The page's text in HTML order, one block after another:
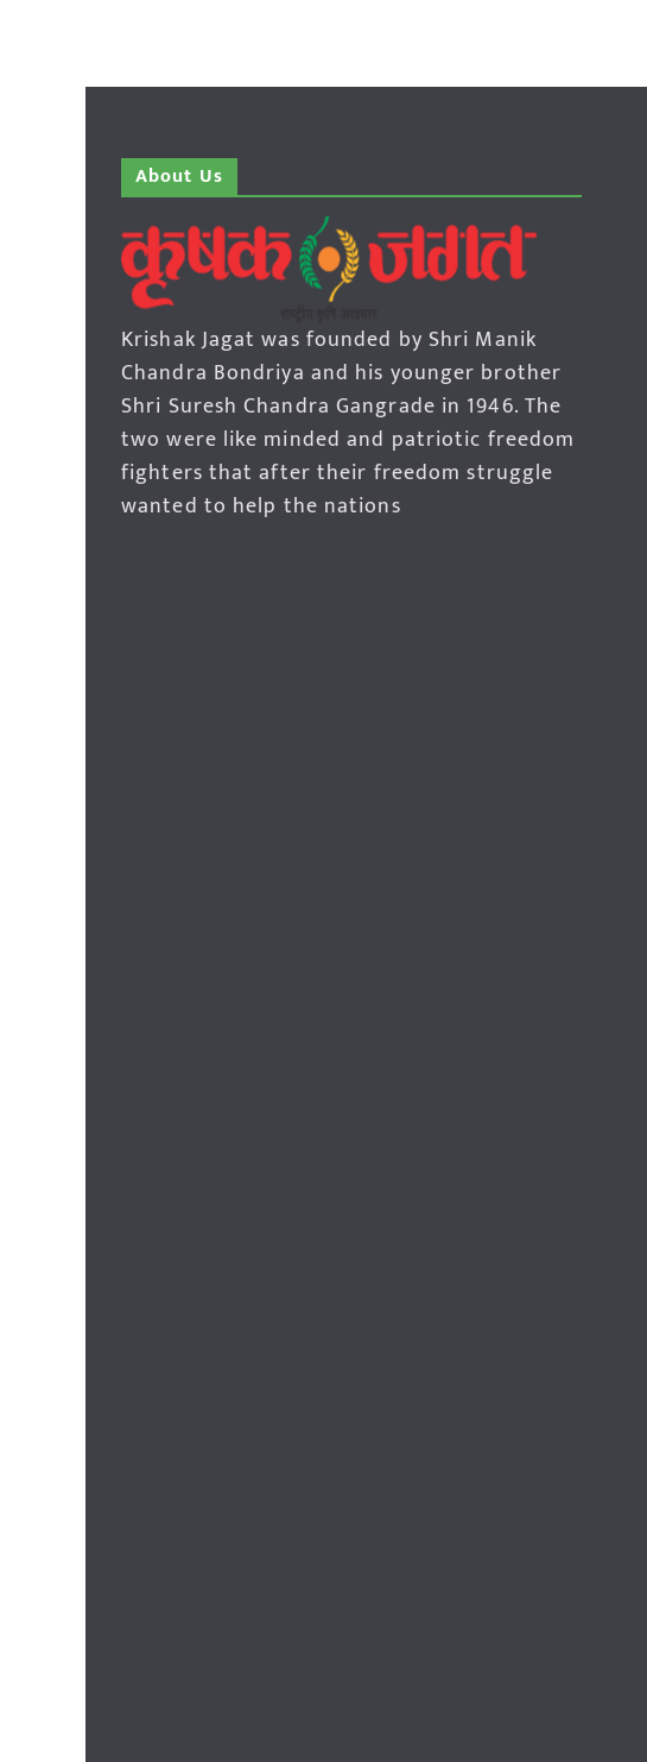
About Us
Krishak Jagat was founded by Shri Manik
Chandra Bondriya and his younger brother
Shri Suresh Chandra Gangrade in 1946. The
two were like minded and patriotic freedom
fighters that after their freedom struggle
wanted to help the nations